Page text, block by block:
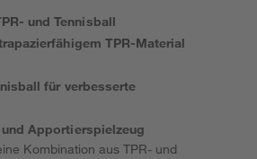
und Tennisball
TPR-Material
für verbesserte
Apportierspielzeug
Kombination aus TPR- und